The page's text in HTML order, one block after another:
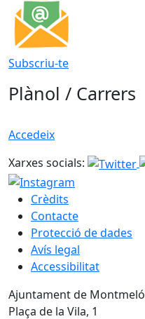
Subscriu-te
Plànol / Carrers
Accedeix
Xarxes socials:
Crèdits
Contacte
Protecció de dades
Avís legal
Accessibilitat
Ajuntament de Montmeló
Plaça de la Vila, 1